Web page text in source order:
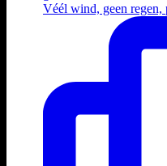
Véél wind, geen regen,